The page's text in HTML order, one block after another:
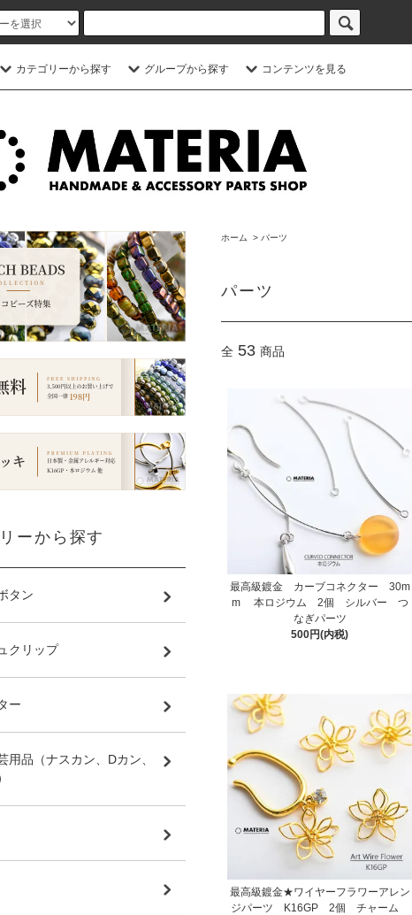
カテゴリーから探す グループから探す コンテンツを見る
ホーム > パーツ
パーツ
全 53 商品
最高級鍍金 カーブコネクター 30m
m 本ロジウム 2個 シルバー つ
なぎパーツ
500円(内税)
最高級鍍金★ワイヤーフラワーアレン
ジパーツ K16GP 2個 チャーム
ーから探す
タン
クリップ
ー
用品（ナスカン、Dカン、